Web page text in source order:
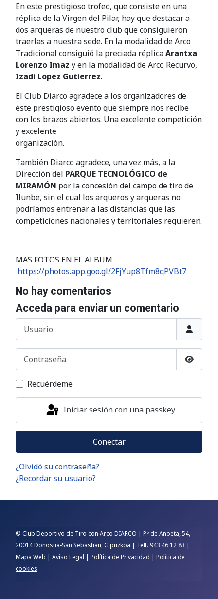
En este prestigioso trofeo, que consiste en una
réplica de la Virgen del Pilar, hay que destacar a
dos arqueras de nuestro club que consiguieron
traerlas a nuestra sede. En la modalidad de Arco
Tradicional consiguió la preciada réplicaArantxa
Lorenzo Imaz y en la modalidad de Arco Recurvo,
Izadi Lopez Gutierrez.
El Club Diarco agradece a los organizadores de
éste prestigioso evento que siempre nos recibe
con los brazos abiertos. Una excelente competición
y excelente
organización.
También Diarco agradece, una vez más, a la
Dirección del PARQUE TECNOLÓGICO de
MIRAMÓN por la concesión del campo de tiro de
Ilunbe, sin el cual los arqueros y arqueras no
podríamos entrenar a las distancias que las
competiciones nacionales y territoriales requieren.
MAS FOTOS EN EL ALBUM
https://photos.app.goo.gl/2FjYup8Tfm8qPVBt7
No hay comentarios
Acceda para enviar un comentario
Usuario
Recuérdeme
Iniciar sesión con una passkey
Conectar
¿Olvidó su contraseña?
¿Recordar su usuario?
© Club Deportivo de Tiro con Arco DIARCO | P.º de Anoeta, 54,
20014 Donostia-San Sebastian, Gipuzkoa | Telf. 943 46 12 83 |
Mapa Web | Aviso Legal | Política de Privacidad | Política de
cookies